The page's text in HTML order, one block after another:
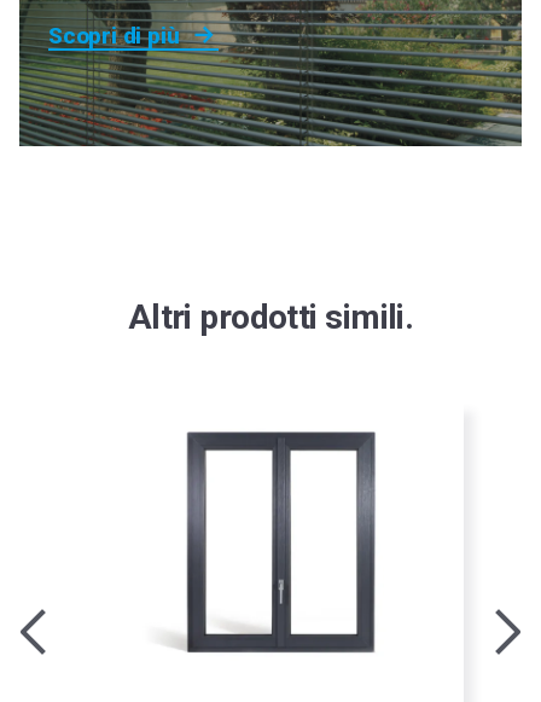
Scopri di più
Altri prodotti simili.